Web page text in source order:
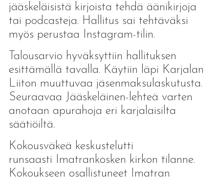
jääskeläisistä kirjoista tehdä äänikirjoja
tai podcasteja. Hallitus sai tehtäväksi
myös perustaa Instagram-tilin.
Talousarvio hyväksyttiin hallituksen
esittämällä tavalla. Käytiin läpi Karjalan
Liiton muuttuvaa jäsenmaksulaskutusta.
Seuraavaa Jääskeläinen-lehteä varten
anotaan apurahoja eri karjalaisilta
säätiöiltä.
Kokousväkeä keskustelutti
runsaasti Imatrankosken kirkon tilanne.
Kokoukseen osallistuneet Imatran